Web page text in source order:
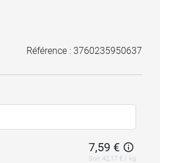
Référence : 3760235950637
7,59 €
Soit 42,17 € / kg